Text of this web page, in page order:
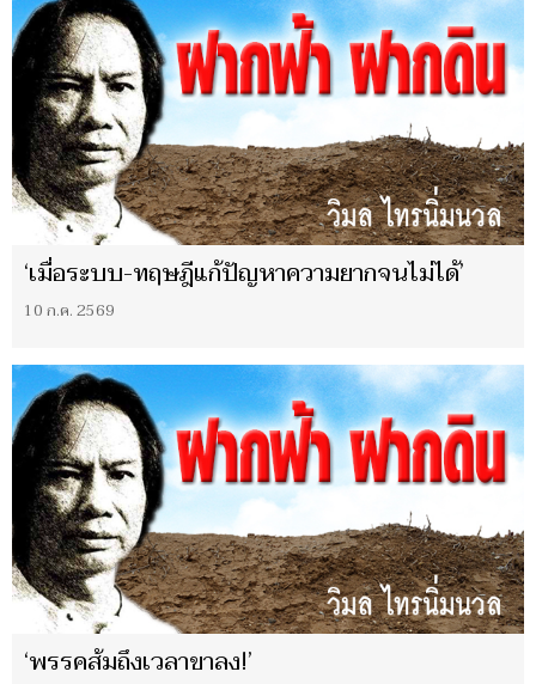
‘เมื่อระบบ-ทฤษฎีแก้ปัญหาความยากจนไม่ได้’
10 ก.ค. 2569
‘พรรคส้มถึงเวลาขาลง!’